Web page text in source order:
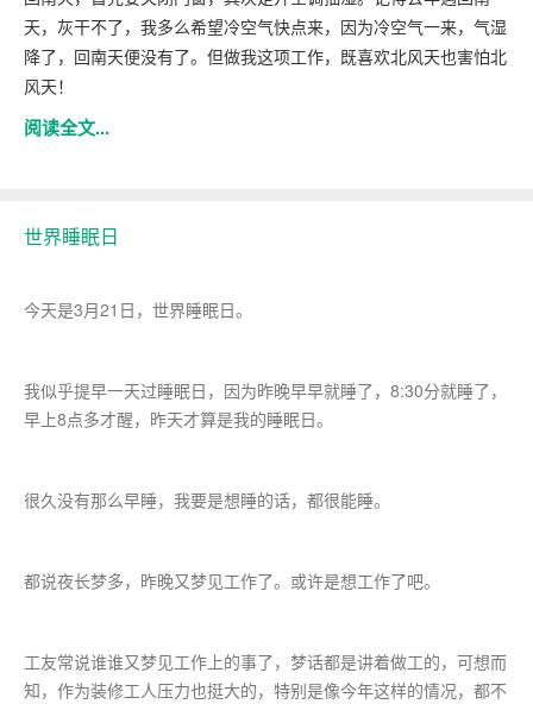
天，灰干不了，我多么希望冷空气快点来，因为冷空气一来，气湿
降了，回南天便没有了。但做我这项工作，既喜欢北风天也害怕北
风天！
阅读全文...
世界睡眠日
今天是3月21日，世界睡眠日。
我似乎提早一天过睡眠日，因为昨晚早早就睡了，8:30分就睡了，
早上8点多才醒，昨天才算是我的睡眠日。
很久没有那么早睡，我要是想睡的话，都很能睡。
都说夜长梦多，昨晚又梦见工作了。或许是想工作了吧。
工友常说谁谁又梦见工作上的事了，梦话都是讲着做工的，可想而
知，作为装修工人压力也挺大的，特别是像今年这样的情况，都不